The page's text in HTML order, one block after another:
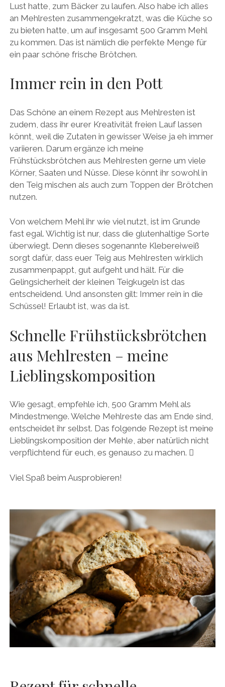
Lust hatte, zum Bäcker zu laufen. Also habe ich alles
an Mehlresten zusammengekratzt, was die Küche so
zu bieten hatte, um auf insgesamt 500 Gramm Mehl
zu kommen. Das ist nämlich die perfekte Menge für
ein paar schöne frische Brötchen.
Immer rein in den Pott
Das Schöne an einem Rezept aus Mehlresten ist
zudem, dass ihr eurer Kreativität freien Lauf lassen
könnt, weil die Zutaten in gewisser Weise ja eh immer
variieren. Darum ergänze ich meine
Frühstücksbrötchen aus Mehlresten gerne um viele
Körner, Saaten und Nüsse. Diese könnt ihr sowohl in
den Teig mischen als auch zum Toppen der Brötchen
nutzen.
Von welchem Mehl ihr wie viel nutzt, ist im Grunde
fast egal. Wichtig ist nur, dass die glutenhaltige Sorte
überwiegt. Denn dieses sogenannte Klebereiweiß
sorgt dafür, dass euer Teig aus Mehlresten wirklich
zusammenpappt, gut aufgeht und hält. Für die
Gelingsicherheit der kleinen Teigkugeln ist das
entscheidend. Und ansonsten gilt: Immer rein in die
Schüssel! Erlaubt ist, was da ist.
Schnelle Frühstücksbrötchen
aus Mehlresten – meine
Lieblingskomposition
Wie gesagt, empfehle ich, 500 Gramm Mehl als
Mindestmenge. Welche Mehlreste das am Ende sind,
entscheidet ihr selbst. Das folgende Rezept ist meine
Lieblingskomposition der Mehle, aber natürlich nicht
verpflichtend für euch, es genauso zu machen. 
Viel Spaß beim Ausprobieren!